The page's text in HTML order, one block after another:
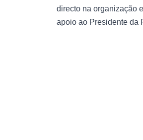
directo na organização
apoio ao Presidente da